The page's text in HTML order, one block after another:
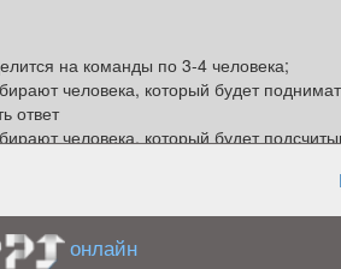
на команды по 3-4 человека;
человека, который будет
ответ
человека, который будет
команда, чей лидер первый поднимает
данного ответа, ответ называет
руку следующая;
онлайн